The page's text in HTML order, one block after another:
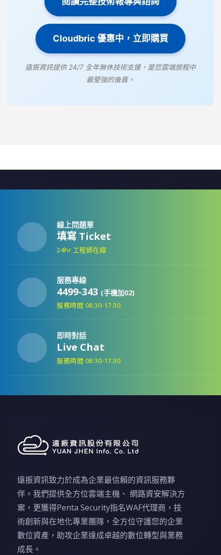
Cloudbric 優惠中，立即購買
遠振資訊提供 24/7 全年無休技術支援，是您雲端旅程中
最堅強的後盾。
線上問題單
填寫 Ticket
24hr 工程師在線
服務專線
4499-343 (手機加02)
服務時間 08:30-17:30
即時對話
Live Chat
服務時間 08:30-17:30
遠振資訊致力於成為企業最信賴的資訊服務夥
伴。我們提供全方位雲端主機、 網路資安解決方
案，更獲得Penta Security指名WAF代理商，技
術創新與在地化專業團隊，全方位守護您的企業
數位資產，助攻企業達成卓越的數位轉型與業務
成長。